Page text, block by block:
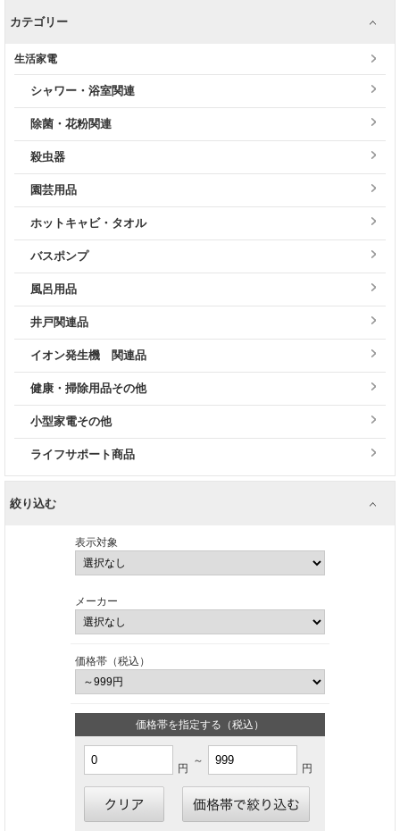
カテゴリー
生活家電
シャワー・浴室関連
除菌・花粉関連
殺虫器
園芸用品
ホットキャビ・タオル
バスポンプ
風呂用品
井戸関連品
イオン発生機 関連品
健康・掃除用品その他
小型家電その他
ライフサポート商品
絞り込む
表示対象
メーカー
価格帯（税込）
価格帯を指定する（税込）
円
～
円